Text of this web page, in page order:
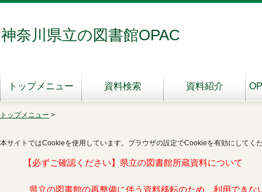
神奈川県立の図書館OPAC
トップメニュー 資料検索 資料紹介
トップメニュー >
本サイトではCookieを使用しています。ブラウザの設定でCookieを有効にしてく
【必ずご確認ください】県立の図書館所蔵資料について
県立の図書館の再整備に伴う資料移転のため、利用できな